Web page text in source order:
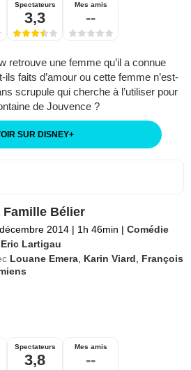
Spectateurs
3,3
Mes amis
--
retrouve une femme qu’il a connue
faits d’amour ou cette femme n’est-
scrupule qui cherche à l’utiliser pour
de Jouvence ?
SUR DISNEY+
Famille Bélier
2014 | 1h 46min | Comédie
Eric Lartigau
Louane Emera, Karin Viard, François
Spectateurs
3,8
Mes amis
--